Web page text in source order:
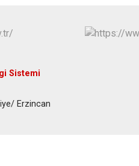
Sistemi
Erzincan